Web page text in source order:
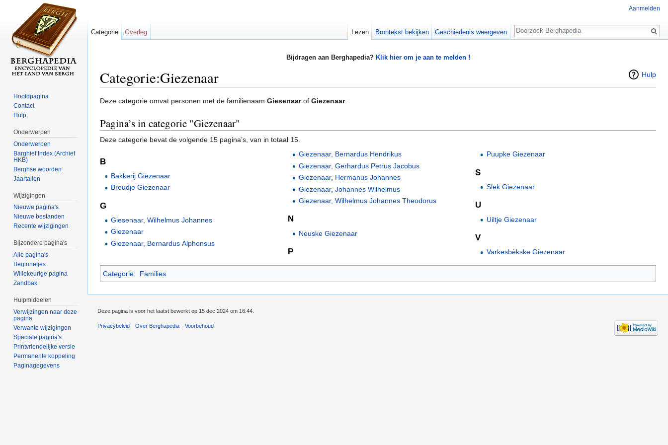
Bijdragen aan Berghapedia? Klik hier om je aan te melden !
Hulp
Categorie:Giezenaar
Deze categorie omvat personen met de familienaam Giesenaarof Giezenaar.
Pagina’s in categorie "Giezenaar"
Deze categorie bevat de volgende 15 pagina’s, van in totaal 15.
B
Bakkerij Giezenaar
Breudje Giezenaar
G
Giesenaar, Wilhelmus Johannes
Giezenaar
Giezenaar, Bernardus Alphonsus
Giezenaar, Bernardus Hendrikus
Giezenaar, Gerhardus Petrus Jacobus
Giezenaar, Hermanus Johannes
Giezenaar, Johannes Wilhelmus
Giezenaar, Wilhelmus Johannes Theodorus
N
Neuske Giezenaar
P
Puupke Giezenaar
S
Slek Giezenaar
U
Uiltje Giezenaar
V
Varkesbèkske Giezenaar
Categorie: Families
Aanmelden
Categorie Overleg Lezen Brontekst bekijken Geschiedenis weergeven
Zoeken
Hoofdpagina
Contact
Hulp
Onderwerpen
Onderwerpen
Barghief Index (Archief
HKB)
Berghse woorden
Jaartallen
Wijzigingen
Nieuwe pagina's
Nieuwe bestanden
Recente wijzigingen
Bijzondere pagina's
Alle pagina's
Beginnetjes
Willekeurige pagina
Zandbak
Hulpmiddelen
Verwijzingen naar deze
pagina
Verwante wijzigingen
Speciale pagina's
Printvriendelijke versie
Permanente koppeling
Paginagegevens
Deze pagina is voor het laatst bewerkt op 15 dec 2024 om 16:44.
Privacybeleid Over Berghapedia Voorbehoud